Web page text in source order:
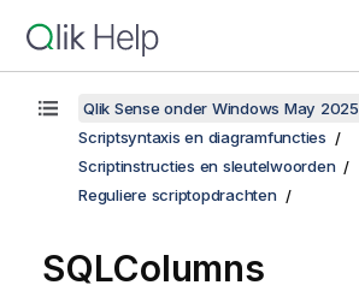
Qlik Sense onder Windows May 2025
Scriptsyntaxis en diagramfuncties
Scriptinstructies en sleutelwoorden
Reguliere scriptopdrachten
SQLColumns